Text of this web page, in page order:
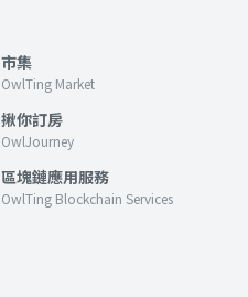
市集
OwlTing Market
揪你訂房
OwlJourney
區塊鏈應用服務
OwlTing Blockchain Services